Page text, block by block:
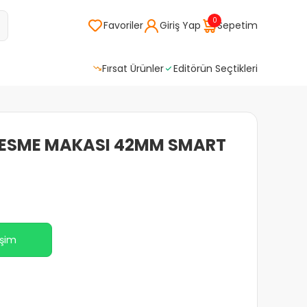
Favoriler Giriş Yap 0Sepetim
Fırsat Ürünler Editörün Seçtikleri
MAKASI 42MM SMART